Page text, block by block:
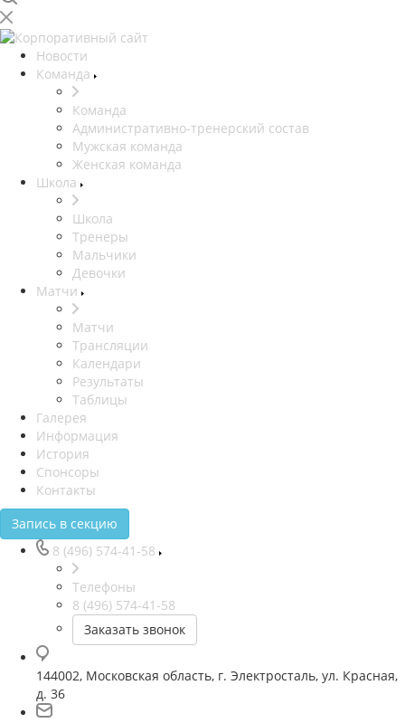
Новости
Команда
Команда
Административно-тренерский состав
Мужская команда
Женская команда
Школа
Школа
Тренеры
Мальчики
Девочки
Матчи
Матчи
Трансляции
Календари
Результаты
Таблицы
Галерея
Информация
История
Спонсоры
Контакты
Запись в секцию
8 (496) 574-41-58
Телефоны
8 (496) 574-41-58
Заказать звонок
144002, Московская область, г. Электросталь, ул. Красная,
д. 36